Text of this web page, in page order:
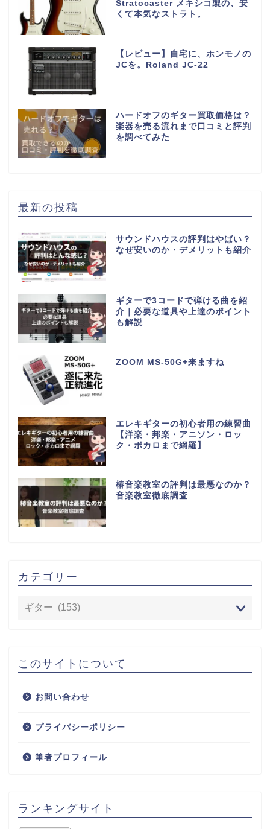
Stratocaster メキシコ製の、安
くて本気なストラト。
【レビュー】自宅に、ホンモノの
JCを。Roland JC-22
ハードオフのギター買取価格は？
楽器を売る流れまで口コミと評判
を調べてみた
最新の投稿
サウンドハウスの評判はやばい？
なぜ安いのか・デメリットも紹介
ギターで3コードで弾ける曲を紹
介｜必要な道具や上達のポイント
も解説
ZOOM MS-50G+来ますね
エレキギターの初心者用の練習曲
【洋楽・邦楽・アニソン・ロッ
ク・ボカロまで網羅】
椿音楽教室の評判は最悪なのか？
音楽教室徹底調査
カテゴリー
このサイトについて
お問い合わせ
プライバシーポリシー
筆者プロフィール
ランキングサイト